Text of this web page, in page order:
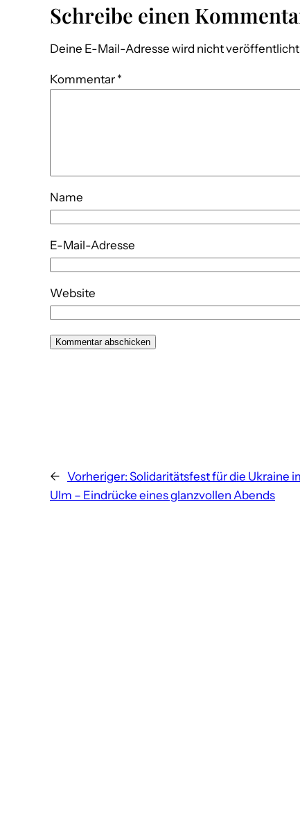
Schreibe einen
Deine E-Mail-Adresse wird nicht
Kommentar *
Name
E-Mail-Adresse
Website
← Vorheriger: Solidaritätsfest für die Ukraine
Ulm – Eindrücke eines glanzvollen Abends